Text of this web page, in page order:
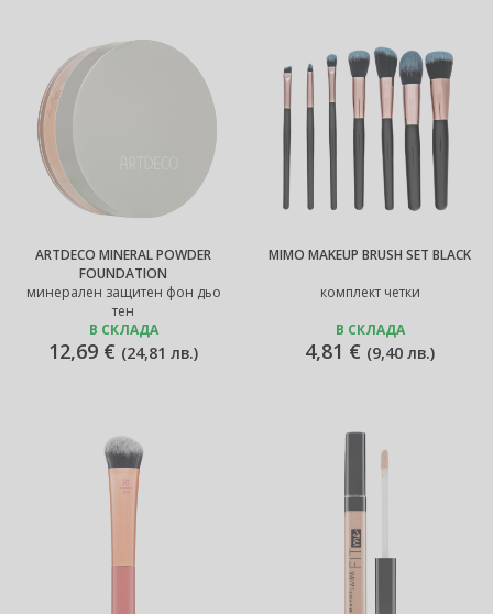
ARTDECO MINERAL POWDER
FOUNDATION
минерален защитен фон дьо
тен
В СКЛАДА
12,69 € (24,81 лв.)
MIMO MAKEUP BRUSH SET BLACK
комплект четки
В СКЛАДА
4,81 € (9,40 лв.)